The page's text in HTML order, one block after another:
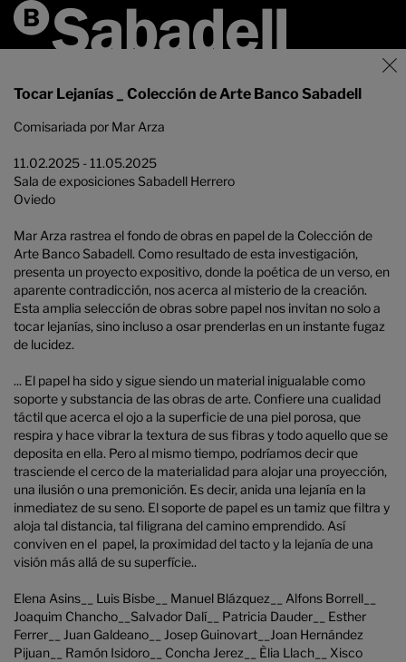
Tocar Lejanías _ Colección de Arte Banco Sabadell
Comisariada por Mar Arza
11.02.2025 - 11.05.2025
Sala de exposiciones Sabadell Herrero
Oviedo
Mar Arza rastrea el fondo de obras en papel de la Colección de
Arte Banco Sabadell. Como resultado de esta investigación,
presenta un proyecto expositivo, donde la poética de un verso, en
aparente contradicción, nos acerca al misterio de la creación.
Esta amplia selección de obras sobre papel nos invitan no solo a
tocar lejanías, sino incluso a osar prenderlas en un instante fugaz
de lucidez.
... El papel ha sido y sigue siendo un material inigualable como
soporte y substancia de las obras de arte. Confiere una cualidad
táctil que acerca el ojo a la superficie de una piel porosa, que
respira y hace vibrar la textura de sus fibras y todo aquello que se
deposita en ella. Pero al mismo tiempo, podríamos decir que
trasciende el cerco de la materialidad para alojar una proyección,
una ilusión o una premonición. Es decir, anida una lejanía en la
inmediatez de su seno. El soporte de papel es un tamiz que filtra y
aloja tal distancia, tal filigrana del camino emprendido. Así
conviven en el papel, la proximidad del tacto y la lejanía de una
visión más allá de su superfície..
Elena Asins__ Luis Bisbe__ Manuel Blázquez__ Alfons Borrell__
Joaquim Chancho__Salvador Dalí__ Patricia Dauder__ Esther
Ferrer__ Juan Galdeano__ Josep Guinovart__Joan Hernández
Pijuan__ Ramón Isidoro__ Concha Jerez__ Èlia Llach__ Xisco